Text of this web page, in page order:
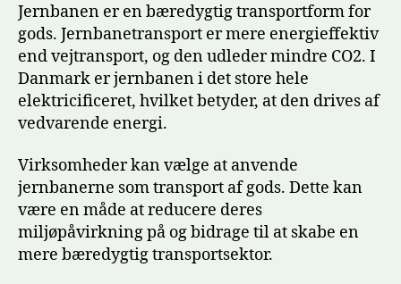
Jernbanen er en bæredygtig transportform for
gods. Jernbanetransport er mere energieffektiv
end vejtransport, og den udleder mindre CO2. I
Danmark er jernbanen i det store hele
elektricificeret, hvilket betyder, at den drives af
vedvarende energi.
Virksomheder kan vælge at anvende
jernbanerne som transport af gods. Dette kan
være en måde at reducere deres
miljøpåvirkning på og bidrage til at skabe en
mere bæredygtig transportsektor.